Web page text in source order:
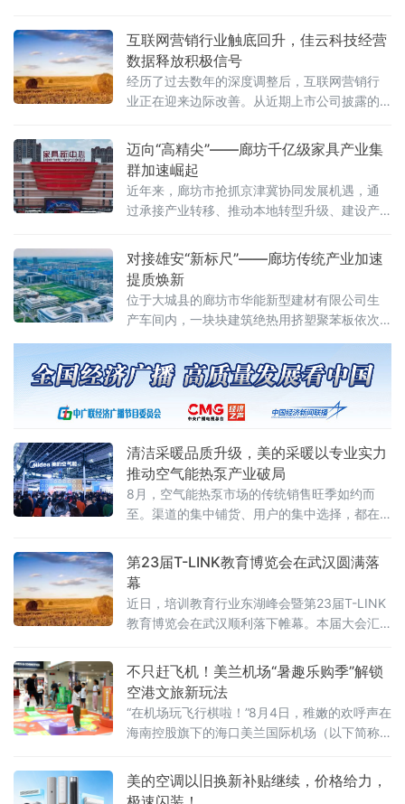
球发展倡议下的青年担当：创辩启新 绿筑未
来"为主题，由全国双碳行业产教融合共同体主
办，中华环保联合会青少年环境友好行动委员
会与Y-CLAP青年气候领袖培养计划（Youth
Climate Leadership Action Program）联合主
互联网营销行业触底回升，佳云科技经营
数据释放积极信号
经历了过去数年的深度调整后，互联网营销行
业正在迎来边际改善。从近期上市公司披露的
势明显，行业整体正从"价格战"向"价值竞争"转
型。
迈向“高精尖”——廊坊千亿级家具产业集
群加速崛起
近年来，廊坊市抢抓京津冀协同发展机遇，通
过承接产业转移、推动本地转型升级、建设产
化，逐步形成香河智慧家居、霸州特色定制家
具、大城红木文化、文安绿色低碳建材四大产
业集群。
对接雄安“新标尺”——廊坊传统产业加速
提质焕新
位于大城县的廊坊市华能新型建材有限公司生
产车间内，一块块建筑绝热用挤塑聚苯板依次
集采目录的保温建材企业，华能公司已有挤塑
制品、模塑制品等5款产品稳定供应雄安新区，
清洁采暖品质升级，美的采暖以专业实力
推动空气能热泵产业破局
8月，空气能热泵市场的传统销售旺季如约而
至。渠道的集中铺货、用户的集中选择，都在
暖接连推出美的真暖MAX空气能中央空调、美
的雪焰MAX空气能中央空调两款新品，引发市
场热议。
第23届T-LINK教育博览会在武汉圆满落
幕
近日，培训教育行业东湖峰会暨第23届T-LINK
教育博览会在武汉顺利落下帷幕。本届大会汇
来自全国各地的千余名教育领域管理者、创业
者齐聚江城，围绕“AI赋能下民办教育培训行业
的创新与发展”这一核心主题展开深度交流与思
想碰撞。
不只赶飞机！美兰机场“暑趣乐购季”解锁
空港文旅新玩法
“在机场玩飞行棋啦！”8月4日，稚嫩的欢呼声在
海南控股旗下的海口美兰国际机场（以下简称
纷驻足，只见一个小男孩兴奋地跳了起来。
美的空调以旧换新补贴继续，价格给力，